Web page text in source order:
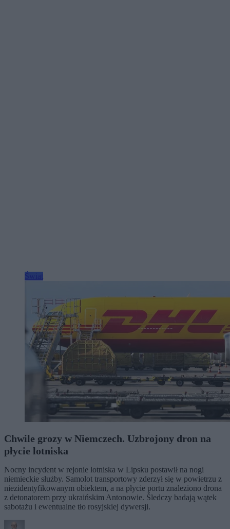
Chwile grozy w Niemczech. Uzbrojony dron na
płycie lotniska
Nocny incydent w rejonie lotniska w Lipsku postawił na nogi
niemieckie służby. Samolot transportowy zderzył się w powietrzu z
niezidentyfikowanym obiektem, a na płycie portu znaleziono drona
z detonatorem przy ukraińskim Antonowie. Śledczy badają wątek
sabotażu i ewentualne tło rosyjskiej dywersji.